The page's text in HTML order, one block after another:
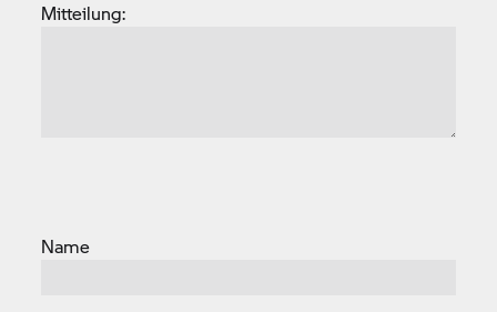
Mitteilung:
Name